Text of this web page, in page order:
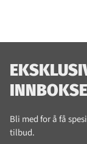
Bli med for å få
tilbud.